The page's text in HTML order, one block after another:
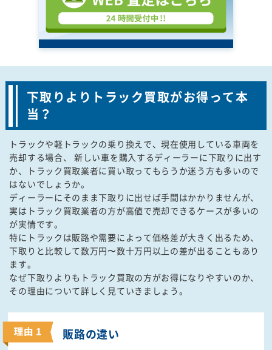
下取りよりトラック買取がお得って本
当？
トラックや軽トラックの乗り換えで、現在使用している車両を
売却する場合、 新しい車を購入するディーラーに下取りに出す
か、トラック買取業者に買い取ってもらうか迷う方も多いので
はないでしょうか。
ディーラーにそのまま下取りに出せば手間はかかりませんが、
実はトラック買取業者の方が高値で売却できるケースが多いの
が実情です。
特にトラックは販路や需要によって価格差が大きく出るため、
下取りと比較して数万円〜数十万円以上の差が出ることもあり
ます。
なぜ下取りよりもトラック買取の方がお得になりやすいのか、
その理由について詳しく見ていきましょう。
販路の違い